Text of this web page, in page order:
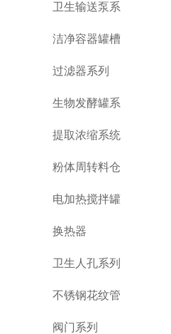
卫生输送泵系
洁净容器罐槽
过滤器系列
生物发酵罐系
提取浓缩系统
粉体周转料仓
电加热搅拌罐
换热器
卫生人孔系列
不锈钢花纹管
阀门系列